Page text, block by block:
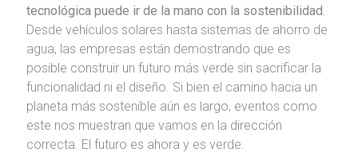
tecnológica puede ir de la mano con la sostenibilidad
Desde vehículos solares hasta sistemas de ahorro de
agua, las empresas están demostrando que es
posible construir un futuro más verde sin sacrificar la
funcionalidad ni el diseño. Si bien el camino hacia un
planeta más sostenible aún es largo, eventos como
este nos muestran que vamos en la dirección
correcta. El futuro es ahora y es verde.